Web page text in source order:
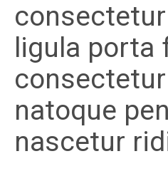
ligula porta
natoque
nascetur